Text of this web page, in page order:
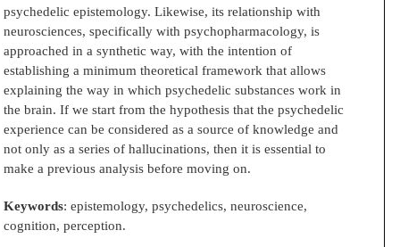
psychedelic epistemology. Likewise, its relationship with
neurosciences, specifically with psychopharmacology, is
approached in a synthetic way, with the intention of
establishing a minimum theoretical framework that allows
explaining the way in which psychedelic substances work in
the brain. If we start from the hypothesis that the psychedelic
experience can be considered as a source of knowledge and
not only as a series of hallucinations, then it is essential to
make a previous analysis before moving on.
Keywords: epistemology, psychedelics, neuroscience,
cognition, perception.